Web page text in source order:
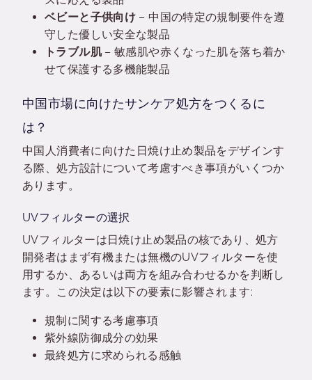
ベビーと子供向け – 中国の特定の規制要件を遵
守した優しい安全な製品
トラブル肌– 敏感肌や赤くなった肌を落ち着か
せて保護する多機能製品
中国市場に向けたサンケア処方をつくるに
は？
中国人消費者に向けた日焼け止め製品をデザインす
る際、処方設計について考慮すべき事項がいくつか
あります。
UVフィルターの選択
UVフィルターは日焼け止め製品の核であり、処方
開発者はまず有機または無機のUVフィルターを使
用するか、あるいは両方を組み合わせるかを判断し
ます。この決定は以下の要素に影響されます:
規制に関する考慮事項
紫外線防御成分の効果
最終処方に求められる感触